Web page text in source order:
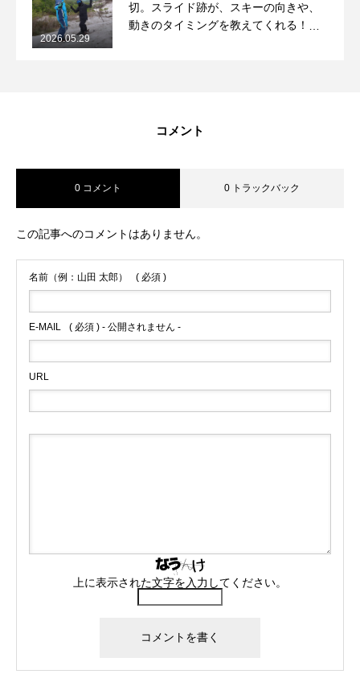
切。スライド跡が、スキーの向きや、
動きのタイミングを教えてくれる！
2026.05.29
コメント
0 コメント 0 トラックバック
この記事へのコメントはありません。
名前（例：山田 太郎） ( 必須 )
E-MAIL ( 必須 ) - 公開されません -
URL
上に表示された文字を入力してください。